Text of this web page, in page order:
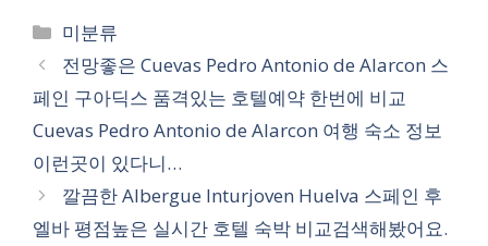
카
테
고
리
미분류
전망좋은 Cuevas Pedro Antonio de Alarcon 스
페인 구아딕스 품격있는 호텔예약 한번에 비교
Cuevas Pedro Antonio de Alarcon 여행 숙소 정보
이런곳이 있다니…
깔끔한 Albergue Inturjoven Huelva 스페인 후
엘바 평점높은 실시간 호텔 숙박 비교검색해봤어요.